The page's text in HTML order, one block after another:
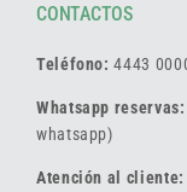
CONTACTOS
Teléfono: 4443
Whatsapp reservas:
whatsapp)
Atención al